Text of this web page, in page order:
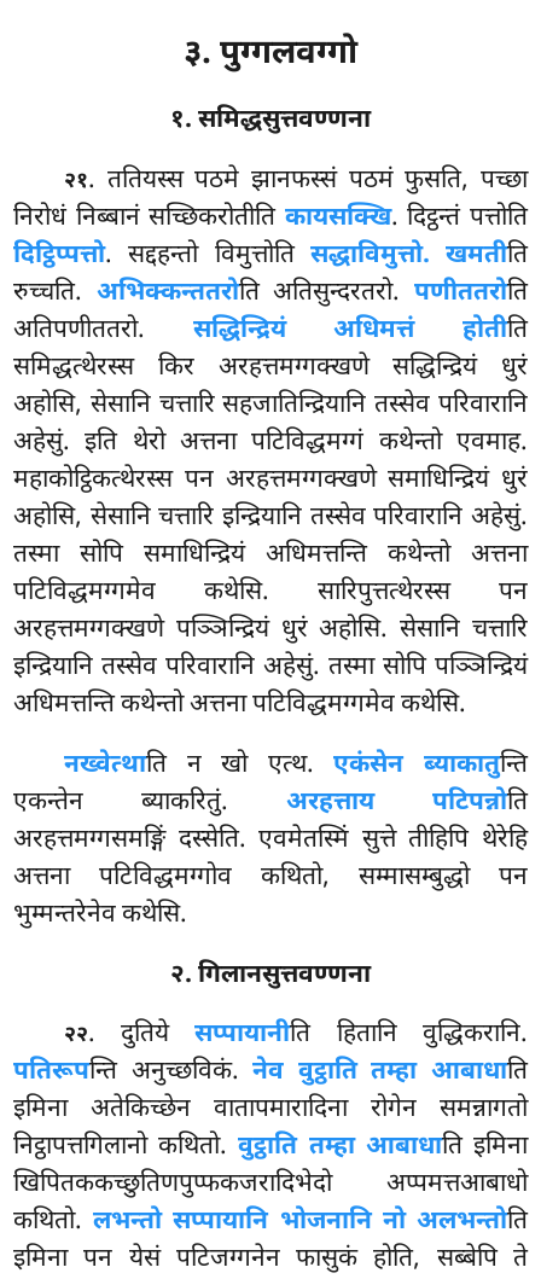
३. पुग्गलवग्गो
१. समिद्धसुत्तवण्णना
२१. ततियस्सपठमे झानफस्सं पठमं फुसति, पच्छा
निरोधं निब्बानं सच्छिकरोतीति कायसक्खि. दिट्ठन्तं पत्तोति
दिट्ठिप्पत्तो. सद्दहन्तो विमुत्तोति सद्धाविमुत्तो. खमतीति
रुच्चति. अभिक्कन्ततरोति अतिसुन्दरतरो. पणीततरोति
अतिपणीततरो. सद्धिन्द्रियं अधिमत्तं होतीति
समिद्धत्थेरस्स किर अरहत्तमग्गक्खणे सद्धिन्द्रियं धुरं
अहोसि, सेसानि चत्तारि सहजातिन्द्रियानि तस्सेव परिवारानि
अहेसुं. इति थेरो अत्तना पटिविद्धमग्गं कथेन्तो एवमाह.
महाकोट्ठिकत्थेरस्स पन अरहत्तमग्गक्खणे समाधिन्द्रियं धुरं
अहोसि, सेसानि चत्तारि इन्द्रियानि तस्सेव परिवारानि अहेसुं.
तस्मा सोपि समाधिन्द्रियं अधिमत्तन्ति कथेन्तो अत्तना
पटिविद्धमग्गमेव कथेसि. सारिपुत्तत्थेरस्स पन
अरहत्तमग्गक्खणे पञ्ञिन्द्रियं धुरं अहोसि. सेसानि चत्तारि
इन्द्रियानि तस्सेव परिवारानि अहेसुं. तस्मा सोपि पञ्ञिन्द्रियं
अधिमत्तन्ति कथेन्तो अत्तना पटिविद्धमग्गमेव कथेसि.
नख्वेत्थाति न खो एत्थ.एकंसेन ब्याकातुन्ति
एकन्तेन ब्याकरितुं. अरहत्ताय पटिपन्नोति
अरहत्तमग्गसमङ्गिं दस्सेति. एवमेतस्मिं सुत्ते तीहिपि थेरेहि
अत्तना पटिविद्धमग्गोव कथितो, सम्मासम्बुद्धो पन
भुम्मन्तरेनेव कथेसि.
२. गिलानसुत्तवण्णना
२२. दुतियेसप्पायानीति हितानि वुद्धिकरानि.
पतिरूपन्ति अनुच्छविकं.नेव वुट्ठाति तम्हा आबाधाति
इमिना अतेकिच्छेन वातापमारादिना रोगेन समन्नागतो
निट्ठापत्तगिलानो कथितो.वुट्ठाति तम्हा आबाधाति इमिना
खिपितककच्छुतिणपुप्फकजरादिभेदो अप्पमत्तआबाधो
कथितो.लभन्तो सप्पायानि भोजनानि नो अलभन्तोति
इमिना पन येसं पटिजग्गनेन फासुकं होति, सब्बेपि ते